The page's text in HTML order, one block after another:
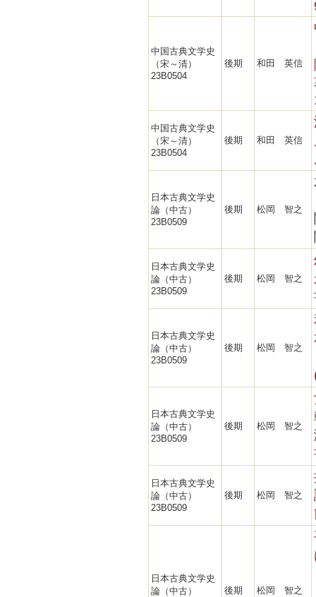
中国古典文学史
（宋～清）
23B0504
後期 和田 英信
中国古典文学史
（宋～清）
23B0504
後期 和田 英信
日本古典文学史
論（中古）
23B0509
後期 松岡 智之
日本古典文学史
論（中古）
23B0509
後期 松岡 智之
日本古典文学史
論（中古）
23B0509
後期 松岡 智之
日本古典文学史
論（中古）
23B0509
後期 松岡 智之
日本古典文学史
論（中古）
23B0509
後期 松岡 智之
日本古典文学史
論（中古）
後期 松岡 智之